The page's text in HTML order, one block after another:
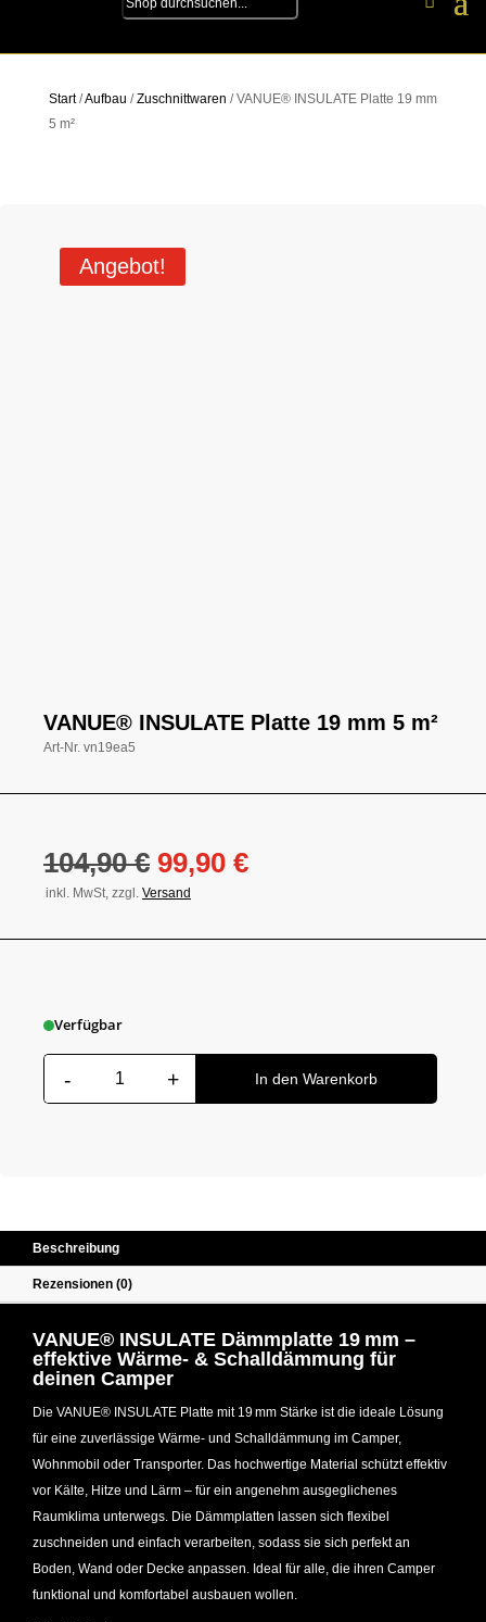
Start/Aufbau /Zuschnittwaren / VANUE® INSULATE Platte 19 mm
5 m²
Angebot!
VANUE® INSULATE Platte 19 mm 5 m²
Art-Nr. vn19ea5
104,90€ Ursprünglicher
Preis
104,90 €
99,90 €Aktueller
99,90 €.
inkl. MwSt, zzgl. Versand
Verfügbar
- + In den Warenkorb
Beschreibung
Rezensionen (0)
VANUE® INSULATE Dämmplatte 19 mm –
effektive Wärme- & Schalldämmung für
deinen Camper
Die VANUE® INSULATE Platte mit 19 mm Stärke ist die ideale Lösung
für eine zuverlässige Wärme- und Schalldämmung im Camper,
Wohnmobil oder Transporter. Das hochwertige Material schützt effektiv
vor Kälte, Hitze und Lärm – für ein angenehm ausgeglichenes
Raumklima unterwegs. Die Dämmplatten lassen sich flexibel
zuschneiden und einfach verarbeiten, sodass sie sich perfekt an
Boden, Wand oder Decke anpassen. Ideal für alle, die ihren Camper
funktional und komfortabel ausbauen wollen.